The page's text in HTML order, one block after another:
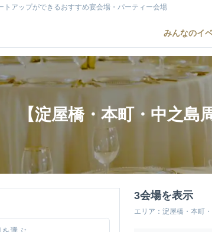
トアップができるおすすめ宴会場・パーティー会場
みんなのイ
【淀屋橋・本町・中之
3会場を表示
エリア：淀屋橋・本町